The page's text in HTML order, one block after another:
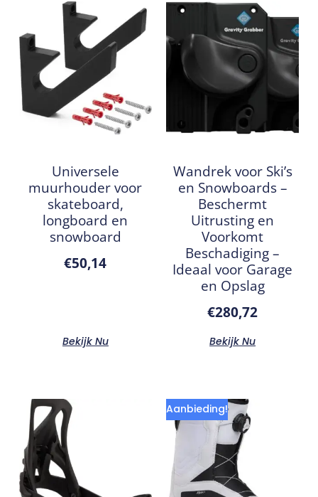
Universele
muurhouder voor
skateboard,
longboard en
snowboard
€50,14
Bekijk Nu
Wandrek voor Ski’s
en Snowboards –
Beschermt
Uitrusting en
Voorkomt
Beschadiging –
Ideaal voor Garage
en Opslag
€280,72
Bekijk Nu
Aanbieding!